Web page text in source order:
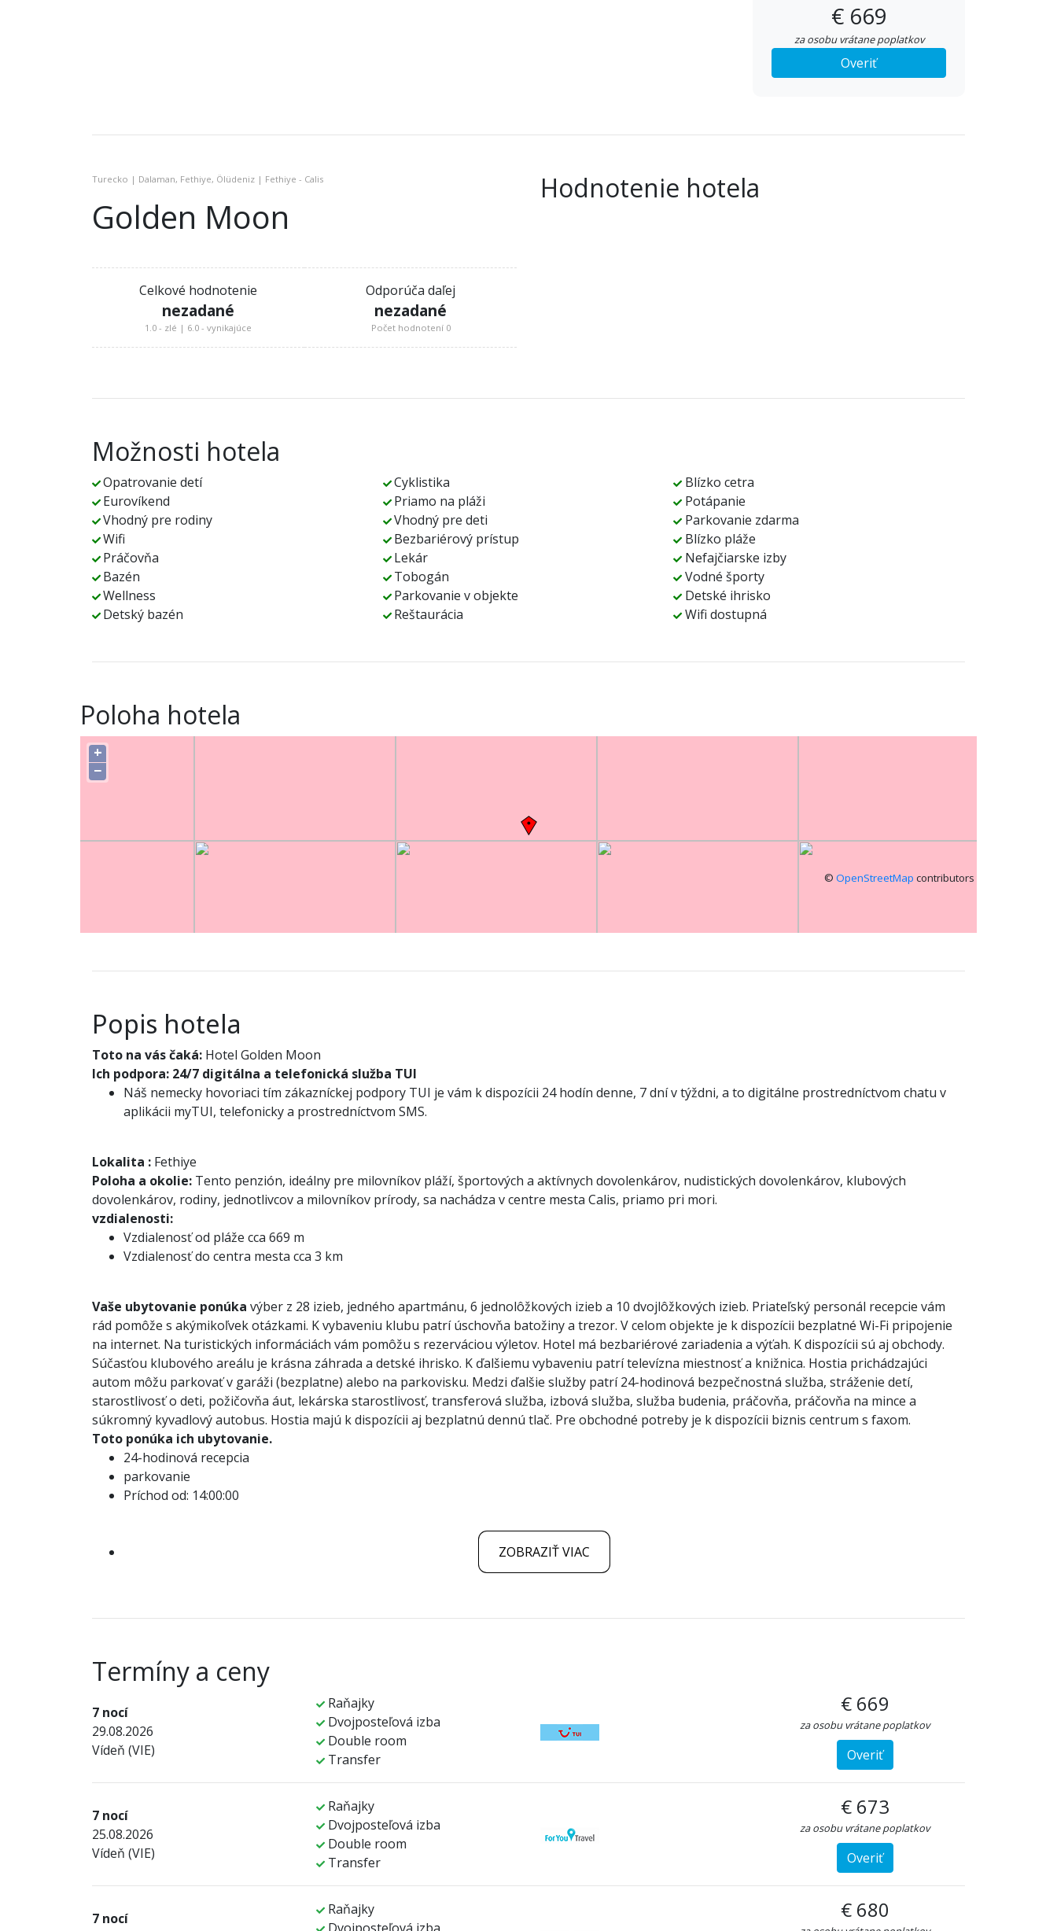
€ 669
za osobu vrátane poplatkov
Overiť
Turecko | Dalaman, Fethiye, Ölüdeniz | Fethiye - Calis
Golden Moon
Celkové hodnotenie
nezadané
1.0 - zlé | 6.0 - vynikajúce
Odporúča daľej
nezadané
Počet hodnotení 0
Hodnotenie hotela
Možnosti hotela
Opatrovanie detí Cyklistika
Blízko cetra
Eurovíkend
Priamo na pláži
Potápanie
Vhodný pre rodiny
Vhodný pre deti
Parkovanie zdarma
Wifi
Bezbariérový prístup
Blízko pláže
Práčovňa
Lekár
Nefajčiarske izby
Bazén
Tobogán
Vodné športy
Wellness
Parkovanie v objekte
Detské ihrisko
Detský bazén
Reštaurácia Wifi dostupná
Poloha hotela
+
−
© OpenStreetMap contributors
Popis hotela
Toto na vás čaká: Hotel Golden Moon
Ich podpora: 24/7 digitálna a telefonická služba TUI
Náš nemecky hovoriaci tím zákazníckej podpory TUI je vám k dispozícii 24 hodín denne, 7 dní v týždni, a to digitálne prostredníctvom chatu v
aplikácii myTUI, telefonicky a prostredníctvom SMS.
Lokalita : Fethiye
Poloha a okolie: Tento penzión, ideálny pre milovníkov pláží, športových a aktívnych dovolenkárov, nudistických dovolenkárov, klubových
dovolenkárov, rodiny, jednotlivcov a milovníkov prírody, sa nachádza v centre mesta Calis, priamo pri mori.
vzdialenosti:
Vzdialenosť od pláže cca 669 m
Vzdialenosť do centra mesta cca 3 km
Vaše ubytovanie ponúka výber z 28 izieb, jedného apartmánu, 6 jednolôžkových izieb a 10 dvojlôžkových izieb. Priateľský personál recepcie vám
rád pomôže s akýmikoľvek otázkami. K vybaveniu klubu patrí úschovňa batožiny a trezor. V celom objekte je k dispozícii bezplatné Wi-Fi pripojenie
na internet. Na turistických informáciách vám pomôžu s rezerváciou výletov. Hotel má bezbariérové zariadenia a výťah. K dispozícii sú aj obchody.
Súčasťou klubového areálu je krásna záhrada a detské ihrisko. K ďalšiemu vybaveniu patrí televízna miestnosť a knižnica. Hostia prichádzajúci
autom môžu parkovať v garáži (bezplatne) alebo na parkovisku. Medzi ďalšie služby patrí 24-hodinová bezpečnostná služba, stráženie detí,
starostlivosť o deti, požičovňa áut, lekárska starostlivosť, transferová služba, izbová služba, služba budenia, práčovňa, práčovňa na mince a
súkromný kyvadlový autobus. Hostia majú k dispozícii aj bezplatnú dennú tlač. Pre obchodné potreby je k dispozícii biznis centrum s faxom.
Toto ponúka ich ubytovanie.
24-hodinová recepcia
parkovanie
Príchod od: 14:00:00
ZOBRAZIŤ VIAC
Termíny a ceny
7 nocí
29.08.2026
Vídeň (VIE)
Raňajky
Dvojposteľová izba
Double room
Transfer
€ 669
za osobu vrátane poplatkov
Overiť
7 nocí
25.08.2026
Vídeň (VIE)
Raňajky
Dvojposteľová izba
Double room
Transfer
€ 673
za osobu vrátane poplatkov
Overiť
7 nocí
Raňajky
€ 680